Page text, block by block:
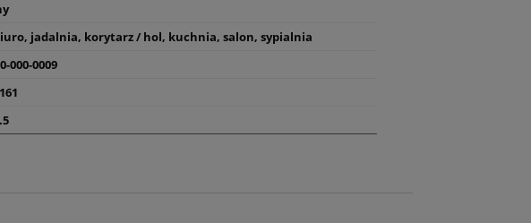
jadalnia, korytarz / hol, kuchnia, salon, sypialnia
000-0009